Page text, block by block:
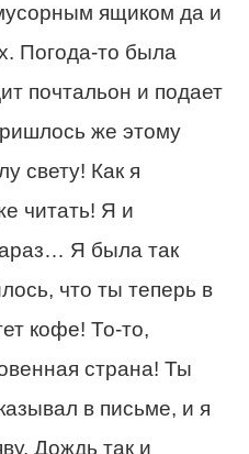
ящиком да и
Погода-то была
почтальон и подает
же этому
свету! Как я
читать! Я и
Я была так
что ты теперь в
кофе! То-то,
страна! Ты
в письме, и я
Дождь так и